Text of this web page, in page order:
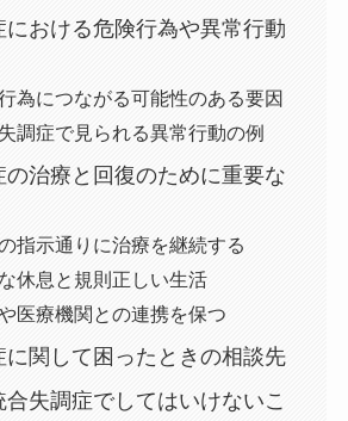
における危険行為や異常行動
為につながる可能性のある要因
調症で見られる異常行動の例
の治療と回復のために重要な
指示通りに治療を継続する
休息と規則正しい生活
医療機関との連携を保つ
に関して困ったときの相談先
合失調症でしてはいけないこ